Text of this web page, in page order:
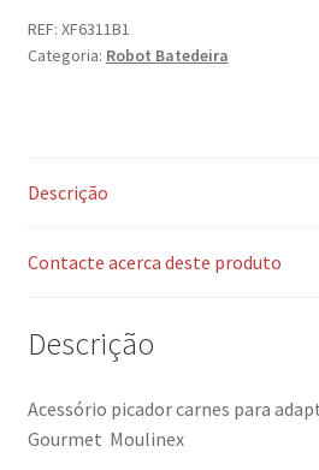
REF: XF6311B1
Categoria: Robot Batedeira
Descrição
Contacte acerca deste produto
Descrição
Acessório picador carnes para
Gourmet Moulinex